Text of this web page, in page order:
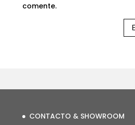
comente.
CONTACTO & SHOWROOM